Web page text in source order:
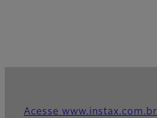
Acesse www.instax.com.br